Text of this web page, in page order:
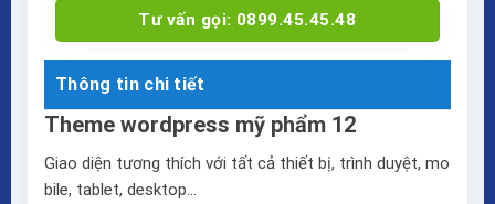
Tư vấn gọi: 0899.45.45.48
Thông tin chi tiết
Theme wordpress mỹ phẩm 12
Giao diện tương thích với tất cả thiết bị, trình duyệt, mo
bile, tablet, desktop…